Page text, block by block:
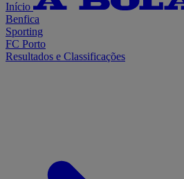
Início
Benfica
Sporting
FC Porto
Resultados e Classificações